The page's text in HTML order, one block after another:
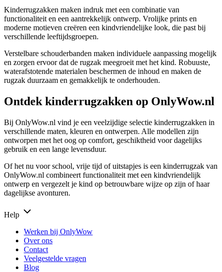
Kinderrugzakken maken indruk met een combinatie van
functionaliteit en een aantrekkelijk ontwerp. Vrolijke prints en
moderne motieven creëren een kindvriendelijke look, die past bij
verschillende leeftijdsgroepen.
Verstelbare schouderbanden maken individuele aanpassing mogelijk
en zorgen ervoor dat de rugzak meegroeit met het kind. Robuuste,
waterafstotende materialen beschermen de inhoud en maken de
rugzak duurzaam en gemakkelijk te onderhouden.
Ontdek kinderrugzakken op OnlyWow.nl
Bij OnlyWow.nl vind je een veelzijdige selectie kinderrugzakken in
verschillende maten, kleuren en ontwerpen. Alle modellen zijn
ontworpen met het oog op comfort, geschiktheid voor dagelijks
gebruik en een lange levensduur.
Of het nu voor school, vrije tijd of uitstapjes is een kinderrugzak van
OnlyWow.nl combineert functionaliteit met een kindvriendelijk
ontwerp en vergezelt je kind op betrouwbare wijze op zijn of haar
dagelijkse avonturen.
Help
Werken bij OnlyWow
Over ons
Contact
Veelgestelde vragen
Blog